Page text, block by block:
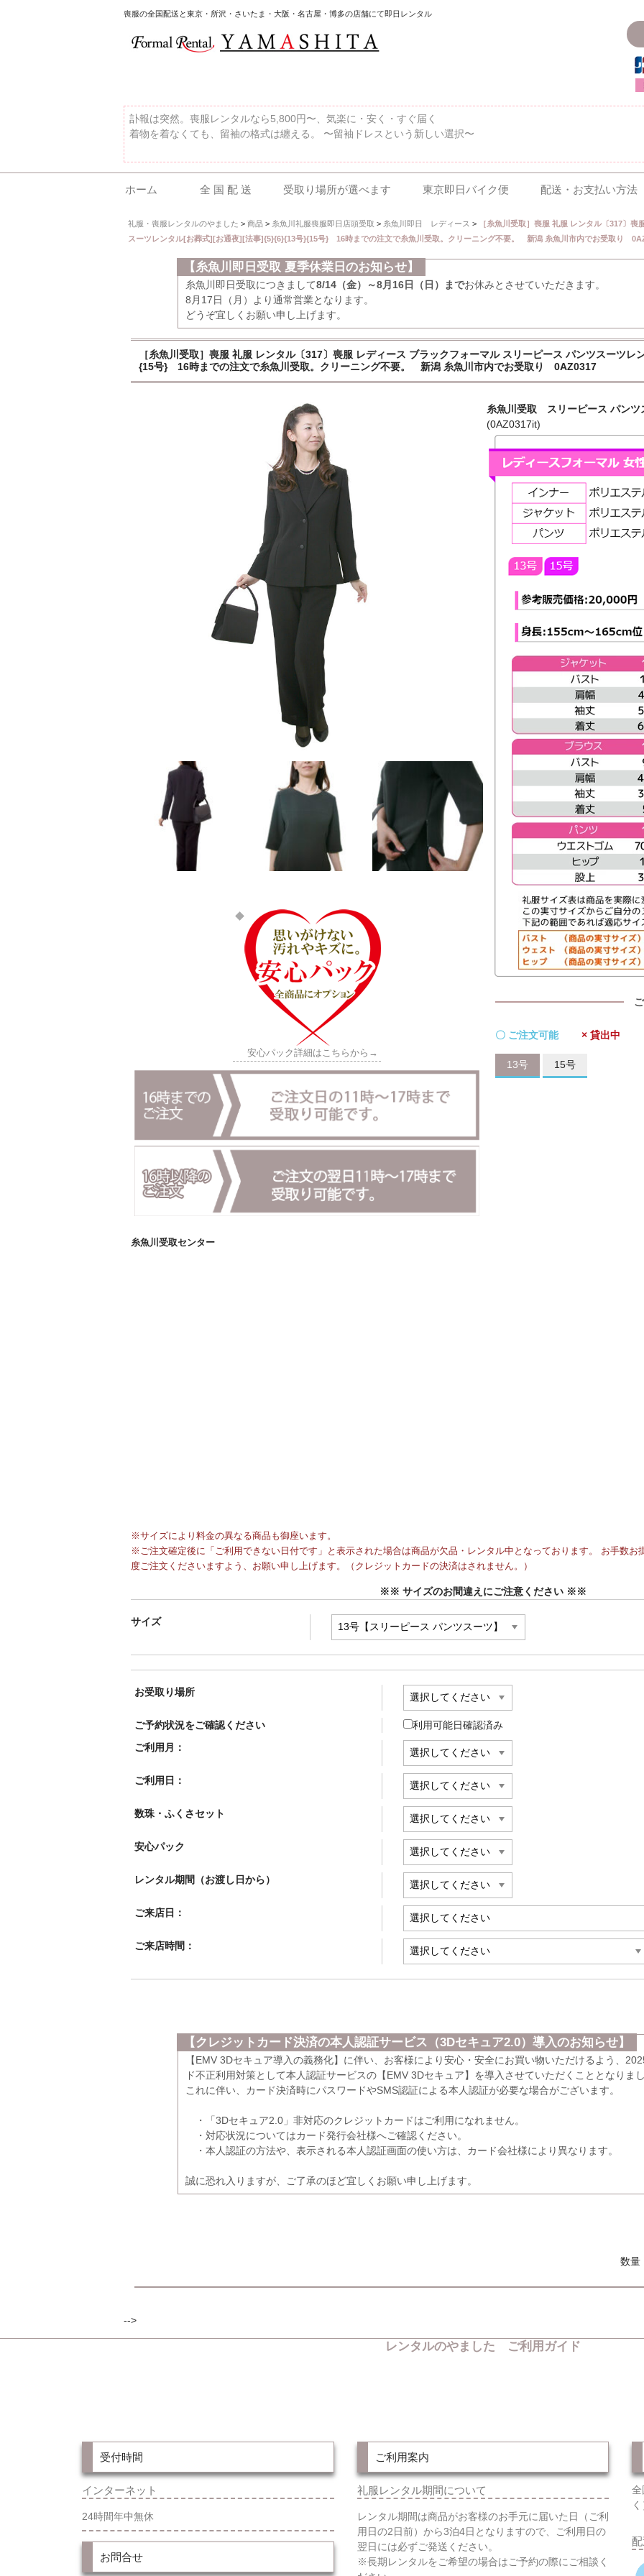
喪服の全国配送と東京・所沢・さいたま・大阪・名古屋・博多の店舗にて即日レンタル
訃報は突然。喪服レンタルなら5,800円〜、気楽に・安く・すぐ届く
着物を着なくても、留袖の格式は纏える。 〜留袖ドレスという新しい選択〜
ホーム 全 国 配 送 受取り場所が選べます 東京即日バイク便 配送・お支払い方法
礼服・喪服レンタルのやました > 商品> 糸魚川礼服喪服即日店頭受取 > 糸魚川即日 レディース >
［糸魚川受取］喪服 礼服 レンタル〔317〕
スーツレンタル[お葬式][お通夜][法事]{5}{6}{13号}{15号} 16時までの注文で糸魚川受取。クリーニング不要。 新潟 糸魚川市内でお受取り
【糸魚川即日受取 夏季休業日のお知らせ】
糸魚川即日受取につきまして8/14（金）～8月16日（日）までお休みとさせていただきます。
8月17日（月）より通常営業となります。
どうぞ宜しくお願い申し上げます。
［糸魚川受取］喪服 礼服 レンタル〔317〕喪服 レディース ブラックフォーマル スリーピース パンツスーツ
{15号} 16時までの注文で糸魚川受取。クリーニング不要。 新潟 糸魚川市内でお受取り 0AZ0317
安心パック詳細はこちらから→
糸魚川受取センター
糸魚川受取 スリーピース パンツ
(0AZ0317it)
〇 ご注文可能 × 貸出中
13号 15号
※サイズにより料金の異なる商品も御座います。
※ご注文確定後に「ご利用できない日付です」と表示された場合は商品が欠品・レンタル中となっております。 お手数お
度ご注文くださいますよう、お願い申し上げます。（クレジットカードの決済はされません。）
※※ サイズのお間違えにご注意ください ※※
サイズ
お受取り場所
ご予約状況をご確認ください
利用可能日確認済み
ご利用月：
ご利用日：
数珠・ふくさセット
安心パック
レンタル期間（お渡し日から）
ご来店日：
ご来店時間：
【クレジットカード決済の本人認証サービス（3Dセキュア2.0）導入のお知らせ】
【EMV 3Dセキュア導入の義務化】に伴い、お客様により安心・安全にお買い物いただけるよう、
ド不正利用対策として本人認証サービスの【EMV 3Dセキュア】を導入させていただくこととなりま
これに伴い、カード決済時にパスワードやSMS認証による本人認証が必要な場合がございます。
・「3Dセキュア2.0」非対応のクレジットカードはご利用になれません。
・対応状況についてはカード発行会社様へご確認ください。
・本人認証の方法や、表示される本人認証画面の使い方は、カード会社様により異なります。
誠に恐れ入りますが、ご了承のほど宜しくお願い申し上げます。
数量
-->
レンタルのやました ご利用ガイド
受付時間
インターネット
24時間年中無休
お問合せ
ご利用案内
礼服レンタル期間について
レンタル期間は商品がお客様のお手元に届いた日（ご利
用日の2日前）から3泊4日となりますので、ご利用日の
翌日には必ずご発送ください。
※長期レンタルをご希望の場合はご予約の際にご相談く
全